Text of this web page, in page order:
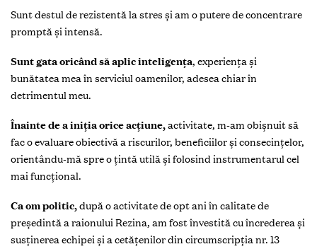
Sunt destul de rezistentă la stres și am o putere de concentrare
promptă şi intensă.
Sunt gata oricând să aplic inteligența, experiența și
bunătatea mea în serviciul oamenilor, adesea chiar în
detrimentul meu.
Înainte de a iniția orice acțiune,activitate, m-am obișnuit să
fac o evaluare obiectivă a riscurilor, beneficiilor și consecințelor,
orientându-mă spre o ţintă utilă şi folosind instrumentarul cel
mai funcţional.
Ca om politic,după o activitate de opt ani în calitate de
președintă a raionului Rezina, am fost învestită cu încrederea și
susținerea echipei și a cetățenilor din circumscripția nr. 13